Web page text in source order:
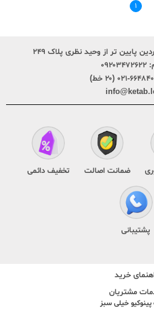
۱
۰۹۲۰۳۴۷۲۶۲۲
۰۲۱ (۲۰ خط)
ضمانت اصالت تخفیف دائمی
پشتیبانی
خرید
مشتریان
خیلی سبز